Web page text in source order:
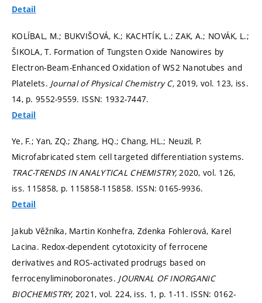
Detail
KOLÍBAL, M.; BUKVIŠOVÁ, K.; KACHTÍK, L.; ZAK, A.; NOVÁK, L.;
ŠIKOLA, T. Formation of Tungsten Oxide Nanowires by
Electron-Beam-Enhanced Oxidation of WS2 Nanotubes and
Platelets. Journal of Physical Chemistry C, 2019, vol. 123, iss.
14, p. 9552-9559. ISSN: 1932-7447.
Detail
Ye, F.; Yan, ZQ.; Zhang, HQ.; Chang, HL.; Neuzil, P.
Microfabricated stem cell targeted differentiation systems.
TRAC-TRENDS IN ANALYTICAL CHEMISTRY,2020, vol. 126,
iss. 115858, p. 115858-115858. ISSN: 0165-9936.
Detail
Jakub Věžníka, Martin Konhefra, Zdenka Fohlerová, Karel
Lacina. Redox-dependent cytotoxicity of ferrocene
derivatives and ROS-activated prodrugs based on
ferrocenyliminoboronates. JOURNAL OF INORGANIC
BIOCHEMISTRY, 2021, vol. 224, iss. 1, p. 1-11. ISSN: 0162-